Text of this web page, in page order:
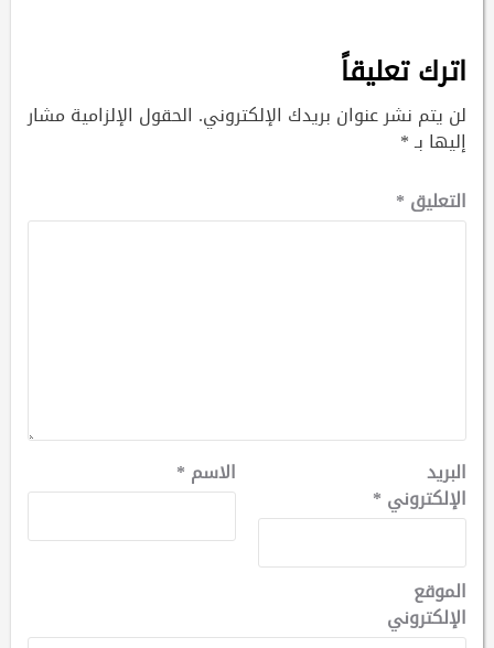
اترك تعليقاً
لن يتم نشر عنوان بريدك الإلكتروني. الحقول الإلزامية مشار
إليها بـ*
التعليق *
الاسم * البريد
الإلكتروني *
الموقع
الإلكتروني